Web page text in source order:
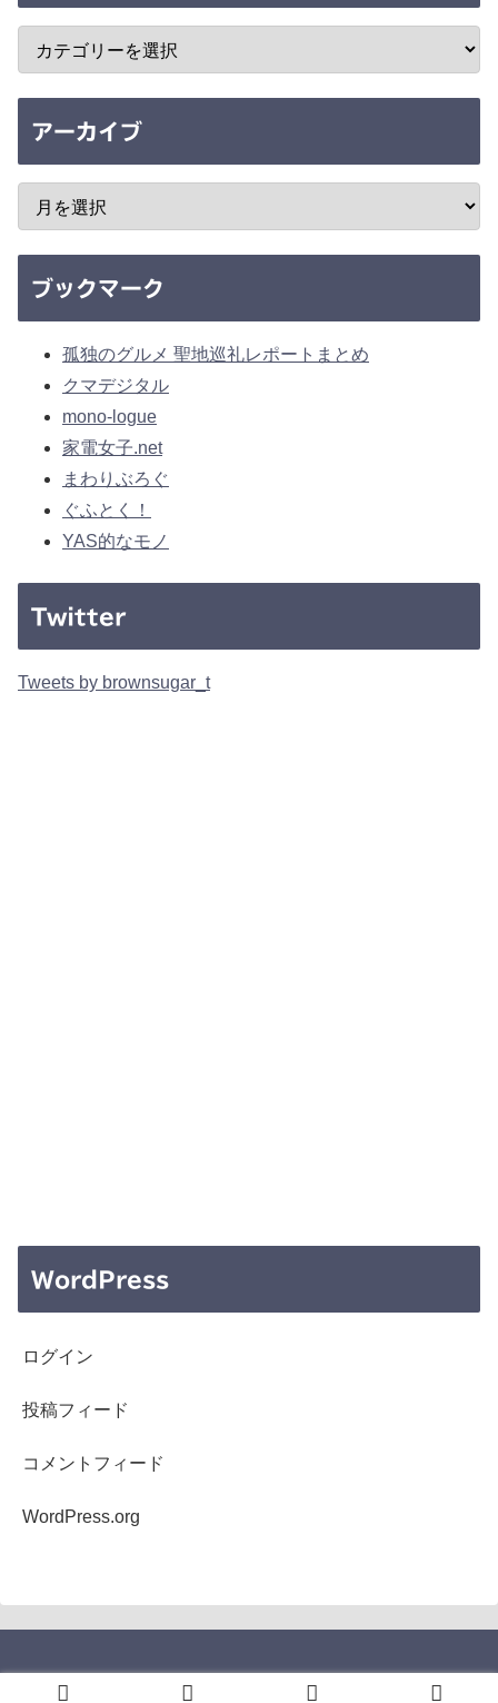
アーカイブ
ブックマーク
孤独のグルメ 聖地巡礼レポートまとめ
クマデジタル
mono-logue
家電女子.net
まわりぶろぐ
ぐふとく！
YAS的なモノ
Twitter
Tweets by brownsugar_t
WordPress
ログイン
投稿フィード
コメントフィード
WordPress.org
Copyright © 2005-2026 b's mono-log All Rights Reserved.